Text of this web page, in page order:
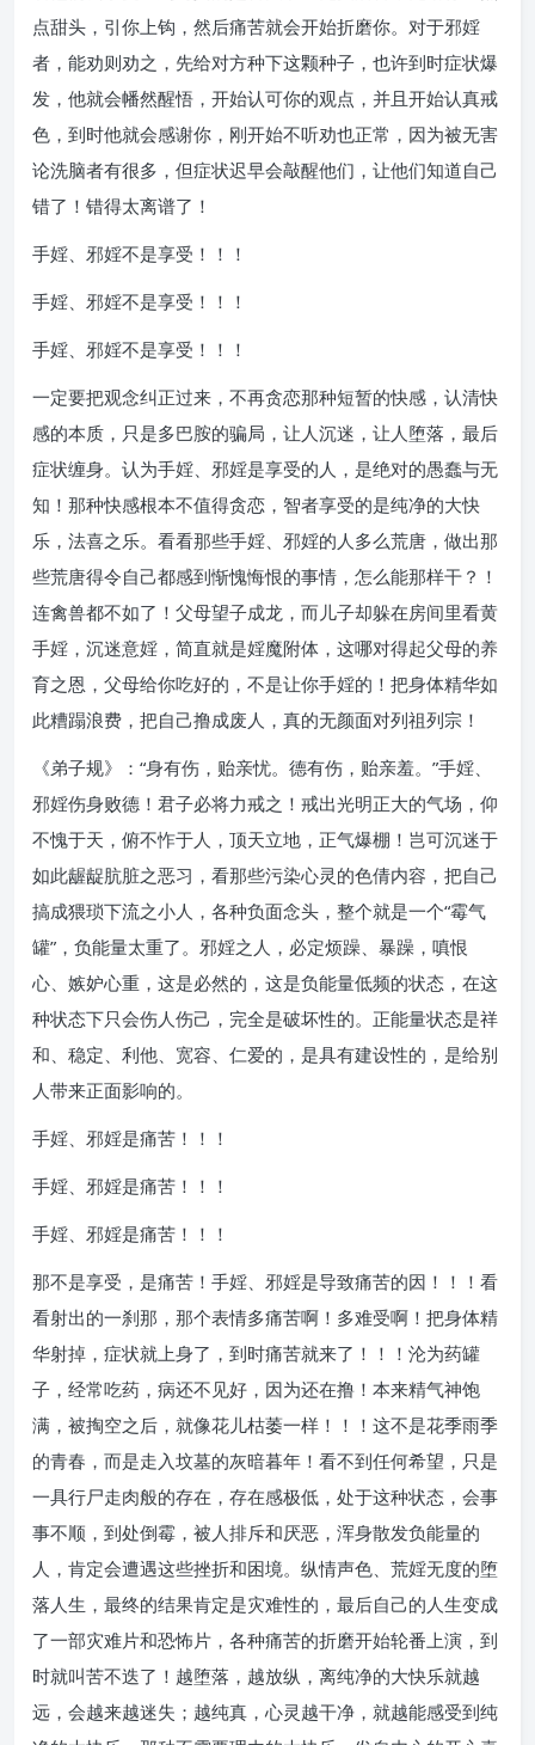
点甜头，引你上钩，然后痛苦就会开始折磨你。对于邪婬
者，能劝则劝之，先给对方种下这颗种子，也许到时症状爆
发，他就会幡然醒悟，开始认可你的观点，并且开始认真戒
色，到时他就会感谢你，刚开始不听劝也正常，因为被无害
论洗脑者有很多，但症状迟早会敲醒他们，让他们知道自己
错了！错得太离谱了！
手婬、邪婬不是享受！！！
手婬、邪婬不是享受！！！
手婬、邪婬不是享受！！！
一定要把观念纠正过来，不再贪恋那种短暂的快感，认清快
感的本质，只是多巴胺的骗局，让人沉迷，让人堕落，最后
症状缠身。认为手婬、邪婬是享受的人，是绝对的愚蠢与无
知！那种快感根本不值得贪恋，智者享受的是纯净的大快
乐，法喜之乐。看看那些手婬、邪婬的人多么荒唐，做出那
些荒唐得令自己都感到惭愧悔恨的事情，怎么能那样干？！
连禽兽都不如了！父母望子成龙，而儿子却躲在房间里看黄
手婬，沉迷意婬，简直就是婬魔附体，这哪对得起父母的养
育之恩，父母给你吃好的，不是让你手婬的！把身体精华如
此糟蹋浪费，把自己撸成废人，真的无颜面对列祖列宗！
《弟子规》：“身有伤，贻亲忧。德有伤，贻亲羞。”手婬、
邪婬伤身败德！君子必将力戒之！戒出光明正大的气场，仰
不愧于天，俯不怍于人，顶天立地，正气爆棚！岂可沉迷于
如此龌龊肮脏之恶习，看那些污染心灵的色倩内容，把自己
搞成猥琐下流之小人，各种负面念头，整个就是一个“霉气
罐”，负能量太重了。邪婬之人，必定烦躁、暴躁，嗔恨
心、嫉妒心重，这是必然的，这是负能量低频的状态，在这
种状态下只会伤人伤己，完全是破坏性的。正能量状态是祥
和、稳定、利他、宽容、仁爱的，是具有建设性的，是给别
人带来正面影响的。
手婬、邪婬是痛苦！！！
手婬、邪婬是痛苦！！！
手婬、邪婬是痛苦！！！
那不是享受，是痛苦！手婬、邪婬是导致痛苦的因！！！看
看射出的一刹那，那个表情多痛苦啊！多难受啊！把身体精
华射掉，症状就上身了，到时痛苦就来了！！！沦为药罐
子，经常吃药，病还不见好，因为还在撸！本来精气神饱
满，被掏空之后，就像花儿枯萎一样！！！这不是花季雨季
的青春，而是走入坟墓的灰暗暮年！看不到任何希望，只是
一具行尸走肉般的存在，存在感极低，处于这种状态，会事
事不顺，到处倒霉，被人排斥和厌恶，浑身散发负能量的
人，肯定会遭遇这些挫折和困境。纵情声色、荒婬无度的堕
落人生，最终的结果肯定是灾难性的，最后自己的人生变成
了一部灾难片和恐怖片，各种痛苦的折磨开始轮番上演，到
时就叫苦不迭了！越堕落，越放纵，离纯净的大快乐就越
远，会越来越迷失；越纯真，心灵越干净，就越能感受到纯